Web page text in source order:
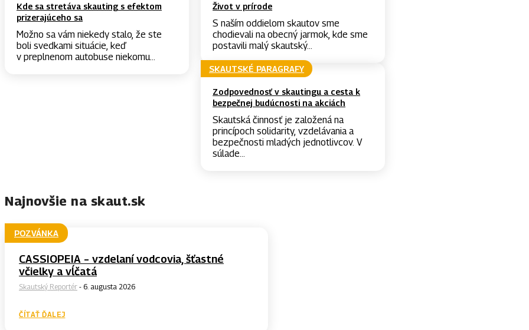
Kde sa stretáva skauting s efektom
prizerajúceho sa
Možno sa vám niekedy stalo, že ste
boli svedkami situácie, keď
v preplnenom autobuse niekomu...
Život v prírode
S naším oddielom skautov sme
chodievali na obecný jarmok, kde sme
postavili malý skautský...
SKAUTSKÉ PARAGRAFY
Zodpovednosť v skautingu a cesta k
bezpečnej budúcnosti na akciách
Skautská činnosť je založená na
princípoch solidarity, vzdelávania a
bezpečnosti mladých jednotlivcov. V
súlade...
Najnovšie na skaut.sk
POZVÁNKA
CASSIOPEIA – vzdelaní vodcovia, šťastné
včielky a vĺčatá
Skautský Reportér - 6. augusta 2026
ČÍTAŤ ĎALEJ